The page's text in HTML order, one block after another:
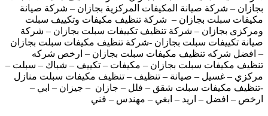
بجازان – شركة صيانة المكيفات المركزية بجازان – شركة صيانة
مكيفات سبلت بجازان – شركة تنظيف مكيفات وتكييف سبلت
ومركزى بجازان – شركة تنظيف تكييفات سبلت بجازان – شركة
صيانة تكييفات سبلت بجازان -شركة تنظيف مكيفات سبلت بجازان
– افضل شركه تنظيف مكيفات سبلت بجازان – ارخص شركه
تنظيف مكيفات سبلت بجازان – مكيفات – تكييف – شباك – سبلت –
مركزي – غسيل – صيانة – تنظيف – تنظيف مكيفات سبلت منازل
-تنظيف مكيفات سبلت شقق – فلل – جازان – جيزان – ابي –
ارخص – افضل – اريد – ابغي – مهندس – فني